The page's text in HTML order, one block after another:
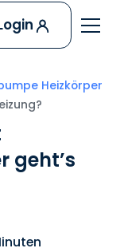
Heizkörper
geht’s